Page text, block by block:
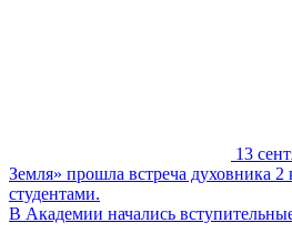
13
Земля» прошла встреча духовника 2
студентами.
В Академии начались